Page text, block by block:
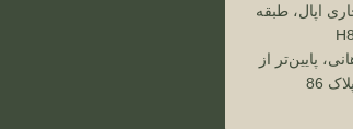
اپال، طبقه
پایین‌تر از
86